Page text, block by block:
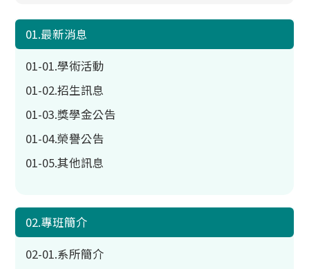
01.最新消息
01-01.學術活動
01-02.招生訊息
01-03.獎學金公告
01-04.榮譽公告
01-05.其他訊息
02.專班簡介
02-01.系所簡介